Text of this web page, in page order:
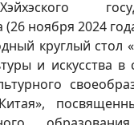
(26 ноября 2024
круглый стол
и искусства в